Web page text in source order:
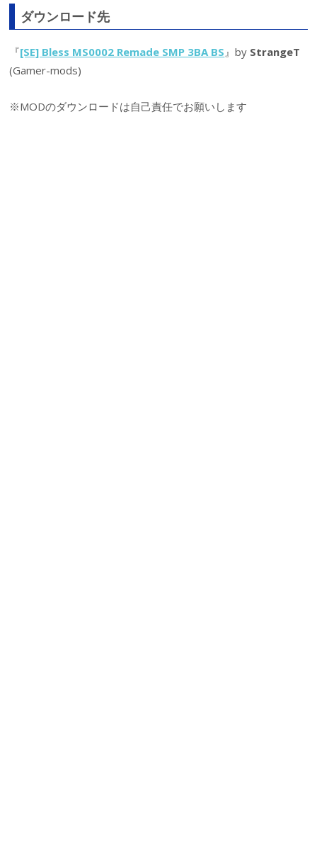
ダウンロード先
『[SE] Bless MS0002 Remade SMP 3BA BS』by StrangeT
(Gamer-mods)
※MODのダウンロードは自己責任でお願いします